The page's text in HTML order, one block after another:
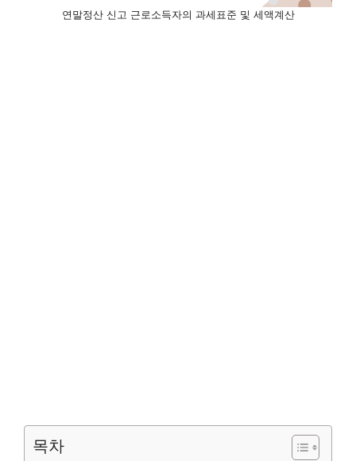
연말정산 신고 근로소득자의 과세표준 및 세액계산
목차